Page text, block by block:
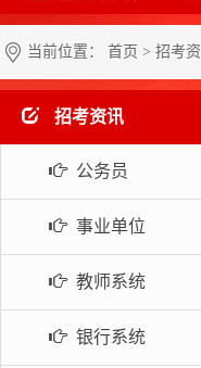
当前位置： 首页 > 招考
招考资讯
公务员
事业单位
教师系统
银行系统